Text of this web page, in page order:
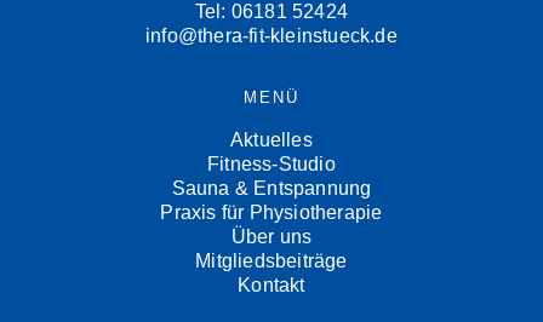
Tel: 06181 52424
info@thera-fit-kleinstueck.de
MENÜ
Aktuelles
Fitness-Studio
Sauna & Entspannung
Praxis für Physiotherapie
Über uns
Mitgliedsbeiträge
Kontakt